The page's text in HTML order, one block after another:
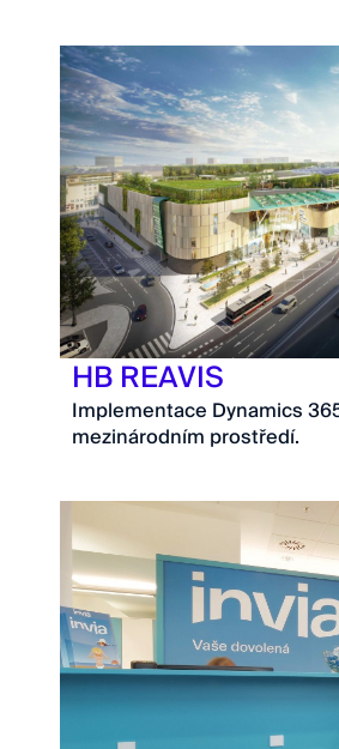
HB REAVIS
Implementace Dynamics
mezinárodním prostředí.